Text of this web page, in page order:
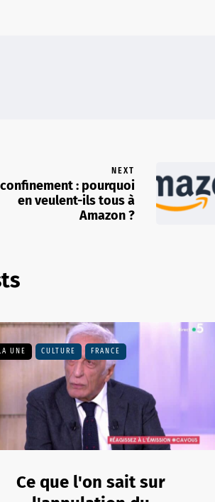
NEXT
: pourquoi
en veulent-ils tous à
Amazon ?
UNE CULTURE FRANCE
Ce que l'on sait sur